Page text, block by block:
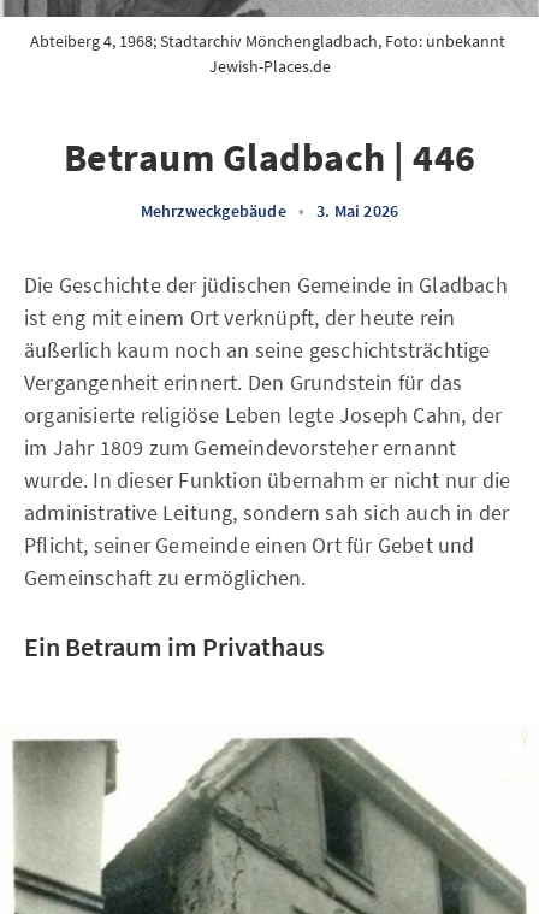
Jewish-Places.de
Betraum Gladbach | 446
Mehrzweckgebäude • 3. Mai 2026
Die Geschichte der jüdischen Gemeinde in Gladbach
ist eng mit einem Ort verknüpft, der heute rein
äußerlich kaum noch an seine geschichtsträchtige
Vergangenheit erinnert. Den Grundstein für das
organisierte religiöse Leben legte Joseph Cahn, der
im Jahr 1809 zum Gemeindevorsteher ernannt
wurde. In dieser Funktion übernahm er nicht nur die
administrative Leitung, sondern sah sich auch in der
Pflicht, seiner Gemeinde einen Ort für Gebet und
Gemeinschaft zu ermöglichen.
Ein Betraum im Privathaus